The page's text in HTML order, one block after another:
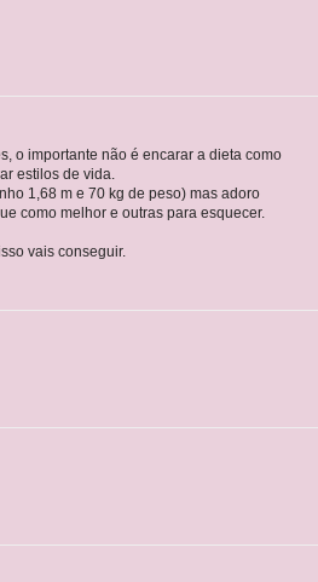
o importante não é encarar a dieta como
estilos de vida.
1,68 m e 70 kg de peso) mas adoro
como melhor e outras para esquecer.
vais conseguir.